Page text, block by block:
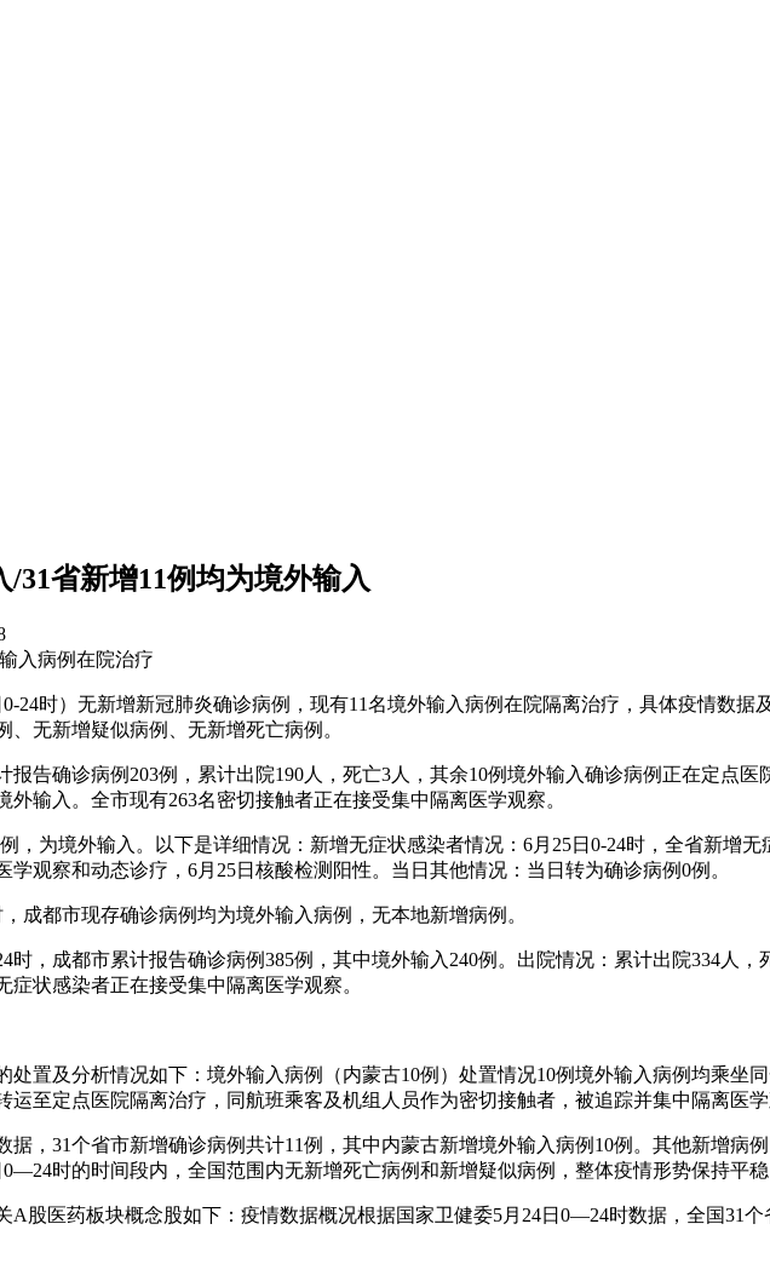
31省新增11例均为境外输入
入病例在院治疗
24时）无新增新冠肺炎确诊病例，现有11名境外输入病例在院隔离治疗，具体疫情数据
无新增疑似病例、无新增死亡病例。
报告确诊病例203例，累计出院190人，死亡3人，其余10例境外输入确诊病例正在定点
输入。全市现有263名密切接触者正在接受集中隔离医学观察。
，为境外输入。以下是详细情况：新增无症状感染者情况：6月25日0-24时，全省新增
观察和动态诊疗，6月25日核酸检测阳性。当日其他情况：当日转为确诊病例0例。
成都市现存确诊病例均为境外输入病例，无本地新增病例。
时，成都市累计报告确诊病例385例，其中境外输入240例。出院情况：累计出院334人
状感染者正在接受集中隔离医学观察。
处置及分析情况如下：境外输入病例（内蒙古10例）处置情况10例境外输入病例均乘坐
至定点医院隔离治疗，同航班乘客及机组人员作为密切接触者，被追踪并集中隔离医学
据，31个省市新增确诊病例共计11例，其中内蒙古新增境外输入病例10例。其他新增病
时的时间段内，全国范围内无新增死亡病例和新增疑似病例，整体疫情形势保持平稳
A股医药板块概念股如下：疫情数据概况根据国家卫健委5月24日0—24时数据，全国31